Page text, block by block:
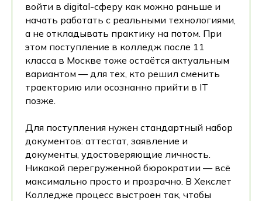
войти в digital-сферу как можно раньше и
начать работать с реальными технологиями,
а не откладывать практику на потом. При
этом поступление в колледж после 11
класса в Москве тоже остаётся актуальным
вариантом — для тех, кто решил сменить
траекторию или осознанно прийти в IT
позже.
Для поступления нужен стандартный набор
документов: аттестат, заявление и
документы, удостоверяющие личность.
Никакой перегруженной бюрократии — всё
максимально просто и прозрачно. В Хекслет
Колледже процесс выстроен так, чтобы